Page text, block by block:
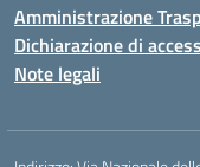
Amministrazione
Dichiarazione di
Note legali